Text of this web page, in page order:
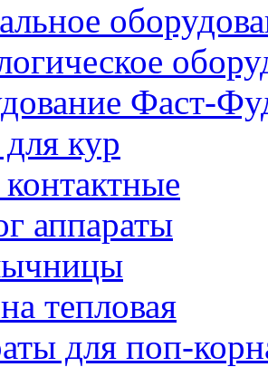
Фаст-
кур
аппараты
тепловая
для поп-